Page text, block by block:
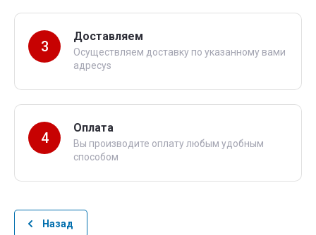
3
Доставляем
Осуществляем доставку по указанному вами
адресуs
4
Оплата
Вы производите оплату любым удобным
способом
Назад